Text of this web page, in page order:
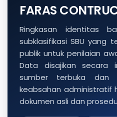
FARAS
Ringkasan identitas
subklasifikasi SBU yang
publik untuk penilaian
Data disajikan secara
sumber terbuka dan
keabsahan administratif
dokumen asli dan